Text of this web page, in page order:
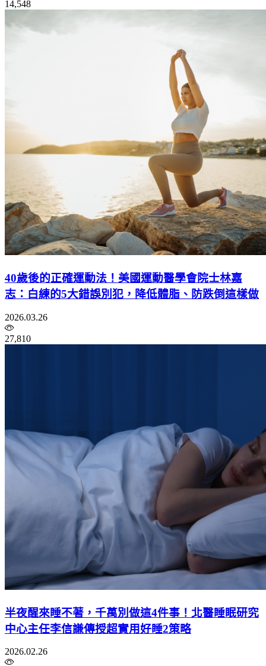
14,548
40歲後的正確運動法！美國運動醫學會院士林嘉
志：白練的5大錯誤別犯，降低體脂、防跌倒這樣做
2026.03.26
27,810
半夜醒來睡不著，千萬別做這4件事！北醫睡眠研究
中心主任李信謙傳授超實用好睡2策略
2026.02.26